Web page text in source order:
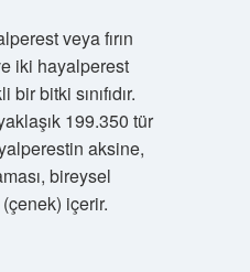
veya fırın
iki hayalperest
bitki sınıfıdır.
199.350 tür
aksine,
bireysel
içerir.